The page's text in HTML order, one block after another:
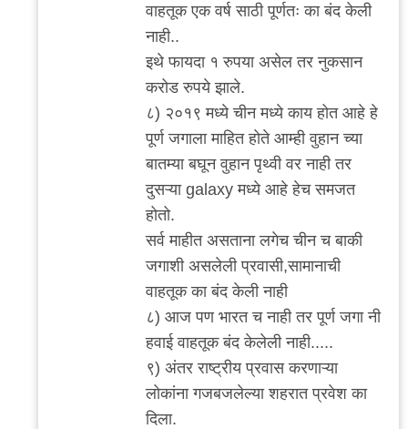
वाहतूक एक वर्ष साठी पूर्णतः का बंद केली
नाही..
इथे फायदा १ रुपया असेल तर नुकसान
करोड रुपये झाले.
८) २०१९ मध्ये चीन मध्ये काय होत आहे हे
पूर्ण जगाला माहित होते आम्ही वुहान च्या
बातम्या बघून वुहान पृथ्वी वर नाही तर
दुसऱ्या galaxy मध्ये आहे हेच समजत
होतो.
सर्व माहीत असताना लगेच चीन च बाकी
जगाशी असलेली प्रवासी,सामानाची
वाहतूक का बंद केली नाही
८) आज पण भारत च नाही तर पूर्ण जगा नी
हवाई वाहतूक बंद केलेली नाही.....
९) अंतर राष्ट्रीय प्रवास करणाऱ्या
लोकांना गजबजलेल्या शहरात प्रवेश का
दिला.